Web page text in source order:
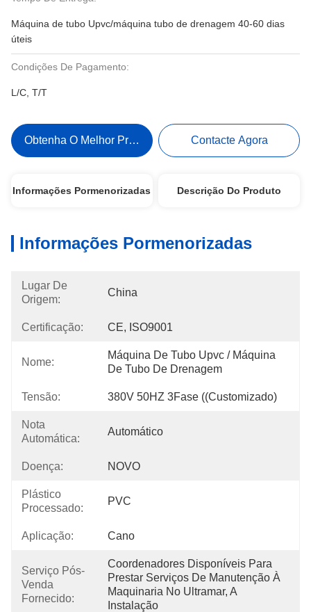
Máquina de tubo Upvc/máquina tubo de drenagem 40-60 dias
úteis
Condições De Pagamento:
L/C, T/T
Obtenha O Melhor Preço Contacte Agora
Informações Pormenorizadas Descrição Do Produto
Informações Pormenorizadas
Lugar De
Origem:
China
Certificação: CE, ISO9001
Nome:
Máquina De Tubo Upvc / Máquina
De Tubo De Drenagem
Tensão: 380V 50HZ 3Fase ((Customizado)
Nota
Automática:
Automático
Doença: NOVO
Plástico
Processado:
PVC
Aplicação: Cano
Serviço Pós-
Venda
Fornecido:
Coordenadores Disponíveis Para
Prestar Serviços De Manutenção À
Maquinaria No Ultramar, A
Instalação